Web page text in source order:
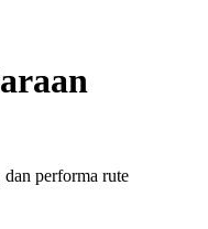
performa rute